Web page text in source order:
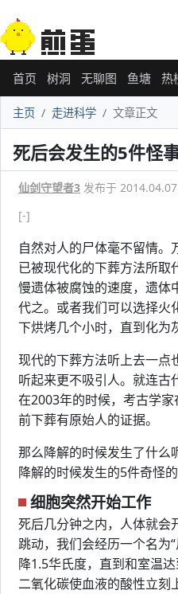
首页 树洞 无聊图 鱼塘 热
主页 走进科学 文章正文
死后会发生的5件怪
仙剑守望者3 发布于
[-]
自然对人的尸体毫不留情
已被现代化的下葬方法所取
慢遗体被腐蚀的速度，遗体
代之。或者我们可以选择火
下烘烤几个小时，直到化为
现代的下葬方法听上去一点
听起来更不吸引人。就连古
在2003年的时候，考古学
前下葬有原始人的证据。
那么降解的时候发生了什么
降解的时候发生的5件奇怪的
细胞突然开始工作
死后几分钟之内，人体就会
跳动，我们会经历一个名为
降1.5华氏度，直到和室温
二氧化碳使血液的酸性立刻